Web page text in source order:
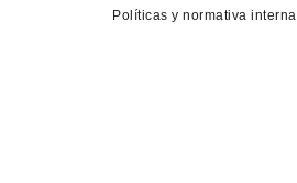
Políticas y normativa interna